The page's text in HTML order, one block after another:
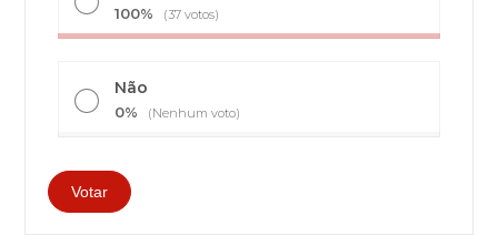
100% (37 votos)
Não
0% (Nenhum voto)